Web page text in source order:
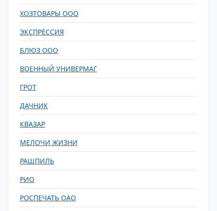
ХОЗТОВАРЫ ООО
ЭКСПРЕССИЯ
БЛЮЗ ООО
ВОЕННЫЙ УНИВЕРМАГ
ГРОТ
ДАЧНИК
КВАЗАР
МЕЛОЧИ ЖИЗНИ
РАШПИЛЬ
РИО
РОСПЕЧАТЬ ОАО